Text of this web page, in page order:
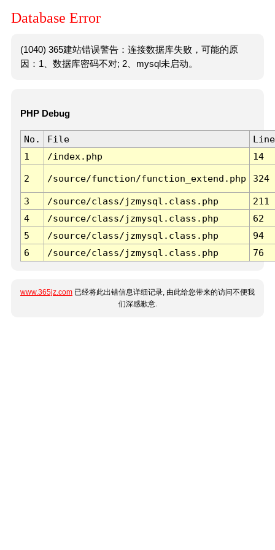
Database Error
(1040) 365建站错误警告：连接数据库失败，可能的原
因：1、数据库密码不对; 2、mysql未启动。
PHP Debug
No. File
Line
1
/index.php 14
2 /source/function/function_extend.php 324
3 /source/class/jzmysql.class.php
211
4
/source/class/jzmysql.class.php
62
5
/source/class/jzmysql.class.php
94
6
/source/class/jzmysql.class.php 76
www.365jz.com 已经将此出错信息详细记录, 由此给您带来的访问不便我
们深感歉意.